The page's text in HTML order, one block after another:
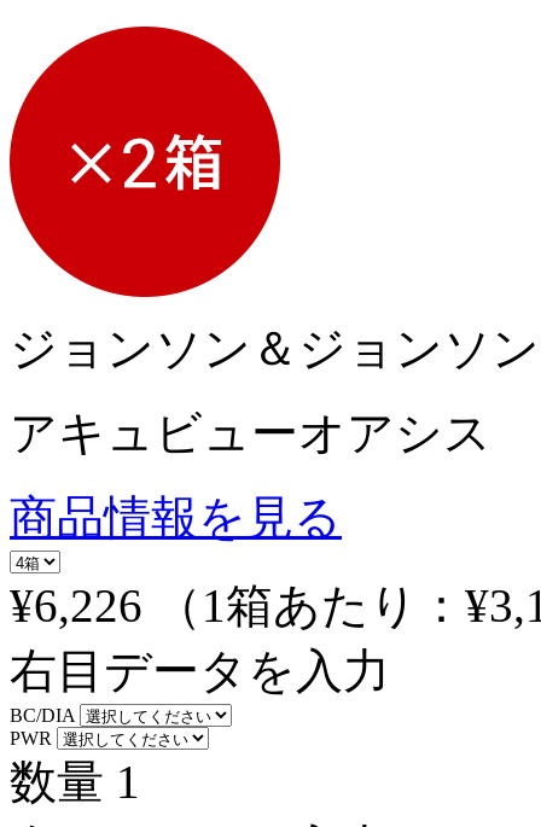
ジョンソン＆ジョンソン
アキュビューオアシス
商品情報を見る
¥6,226
（1箱あたり：
右目データを入力
BC/DIA
PWR
数量 1